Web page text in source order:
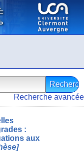
Recherche avancée
:
aux